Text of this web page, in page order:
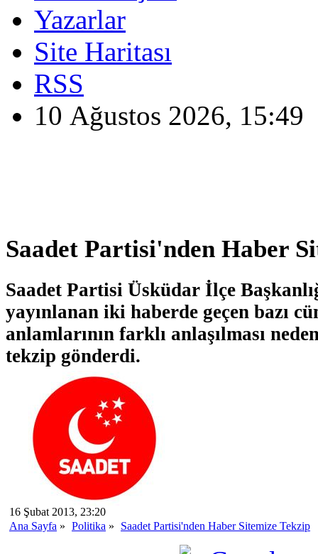
Yazarlar
Site Haritası
RSS
10 Ağustos 2026, 15:49
Saadet Partisi'nden Haber
Saadet Partisi Üsküdar İlçe
yayınlanan iki haberde geçen bazı
anlamlarının farklı anlaşılması
tekzip gönderdi.
16 Şubat 2013, 23:20
Ana Sayfa » Politika » Saadet Partisi'nden Haber Sitemize Tekzip